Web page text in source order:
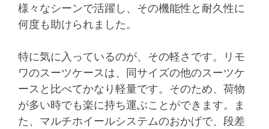
様々なシーンで活躍し、その機能性と耐久性に
何度も助けられました。
特に気に入っているのが、その軽さです。リモ
ワのスーツケースは、同サイズの他のスーツケ
ースと比べてかなり軽量です。そのため、荷物
が多い時でも楽に持ち運ぶことができます。ま
た、マルチホイールシステムのおかげで、段差